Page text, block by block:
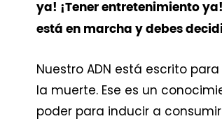
ya! ¡Tener entretenimiento
está en marcha y debes
Nuestro ADN está escrito
la muerte. Ese es un
poder para inducir a